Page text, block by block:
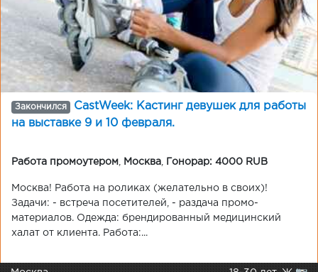
Закончился
CastWeek: Кастинг девушек для работы
на выставке 9 и 10 февраля.
Работа промоутером Москва Гонорар: 4000 RUB
Москва! Работа на роликах (желательно в своих)!
Задачи: - встреча посетителей, - раздача промо-
материалов. Одежда: брендированный медицинский
халат от клиента. Работа:...